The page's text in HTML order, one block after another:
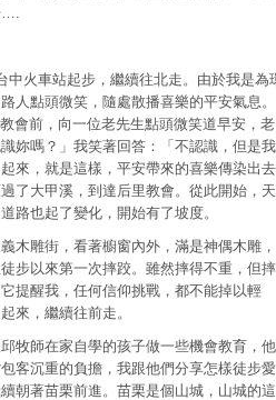
….
中火車站起步，繼續往北走。由於我是為
人點頭微笑，隨處散播喜樂的平安氣息
會前，向一位老先生點頭微笑道早安，老
妳嗎？」我笑著回答：「不認識，但是我
來，就是這樣，平安帶來的喜樂傳染出去
了大甲溪，到達后里教會。從此開始，天
路也起了變化，開始有了坡度。
木雕街，看著櫥窗內外，滿是神偶木雕，
步以來第一次摔跤。雖然摔得不重，但摔
提醒我，任何信仰挑戰，都不能掉以輕
來，繼續往前走。
牧師在家自學的孩子做一些機會教育，他
客沉重的負擔，我跟他們分享怎樣徒步愛
朝著苗栗前進。苗栗是個山城，山城的這